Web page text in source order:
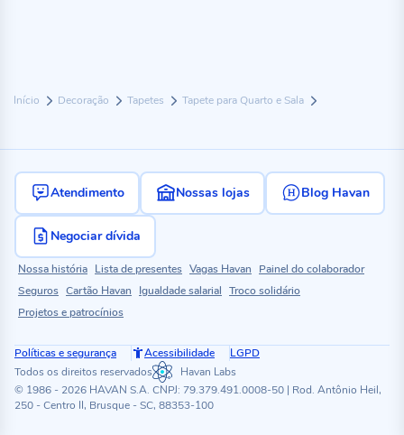
Início Decoração Tapetes Tapete para Quarto e Sala
Atendimento Nossas lojas Blog Havan
Negociar dívida
Nossa história Lista de presentes Vagas Havan
Painel do colaborador
Seguros Cartão Havan Igualdade salarial Troco solidário
Projetos e patrocínios
Políticas e segurança Acessibilidade
LGPD
Todos os direitos reservados
Havan Labs
© 1986 - 2026 HAVAN S.A. CNPJ: 79.379.491.0008-50 | Rod. Antônio Heil,
250 - Centro II, Brusque - SC, 88353-100